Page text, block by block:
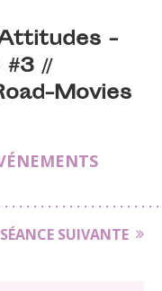
-
//
Movies
SÉANCE SUIVANTE